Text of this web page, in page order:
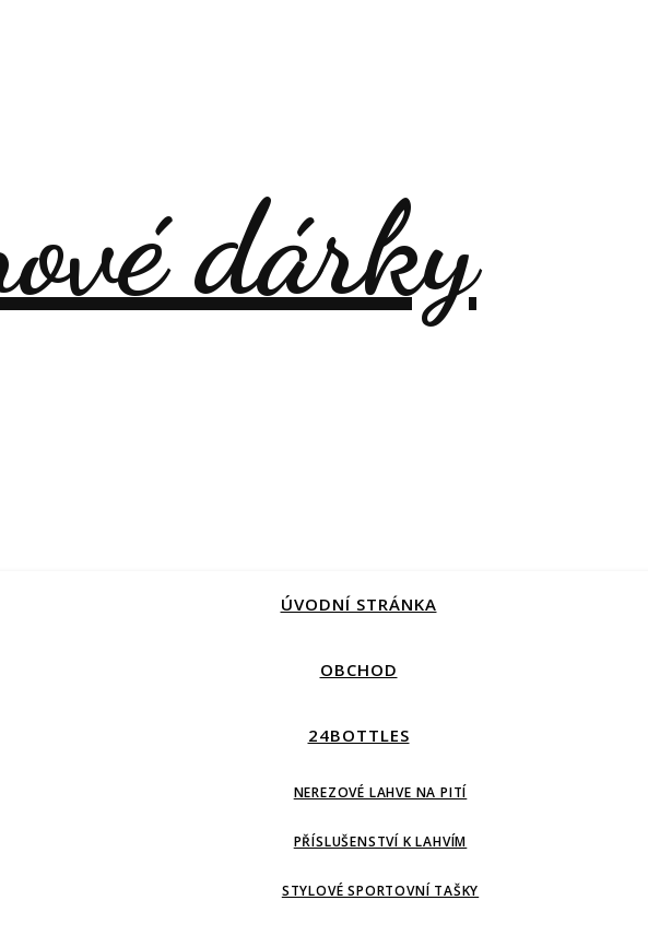
ÚVODNÍ STRÁNKA
OBCHOD
24BOTTLES
NEREZOVÉ LAHVE NA PITÍ
PŘÍSLUŠENSTVÍ K LAHVÍM
STYLOVÉ SPORTOVNÍ TAŠKY